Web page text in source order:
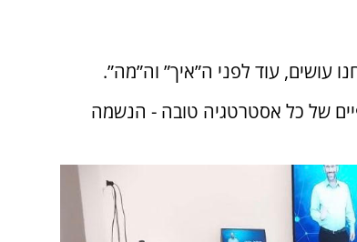
עושים, עוד לפני ה”איך” וה”מה”.
של כל אסטרטגיה טובה - הנשמה